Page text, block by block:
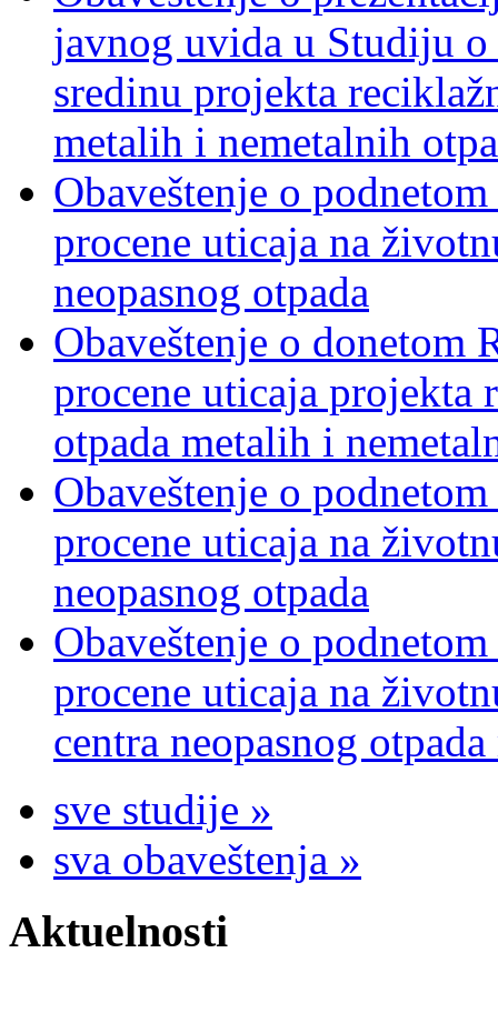
javnog uvida u Studiju
sredinu projekta
metalih i nemetalnih
Obaveštenje o
procene uticaja na
neopasnog otpada
Obaveštenje o donetom
procene uticaja projekta
otpada metalih i
Obaveštenje o
procene uticaja na
neopasnog otpada
Obaveštenje o
procene uticaja na
centra neopasnog
sve studije »
sva obaveštenja »
Aktuelnosti